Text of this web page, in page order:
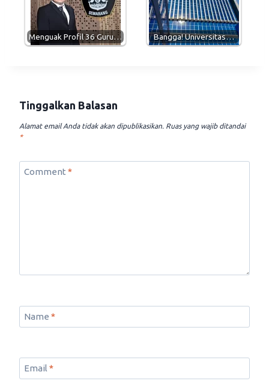
Menguak Profil 36 Guru… Bangga! Universitas…
Tinggalkan Balasan
Alamat email Anda tidak akan dipublikasikan. Ruas yang wajib ditandai
*
Comment *
Name *
Email *